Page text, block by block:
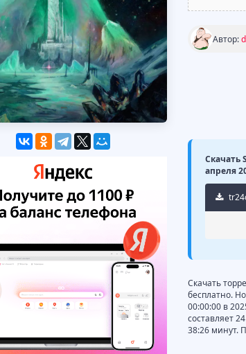
Автор:
Скачать
апреля
Скачать
бесплатно.
00:00:00 в
составляет
38:26 минут.